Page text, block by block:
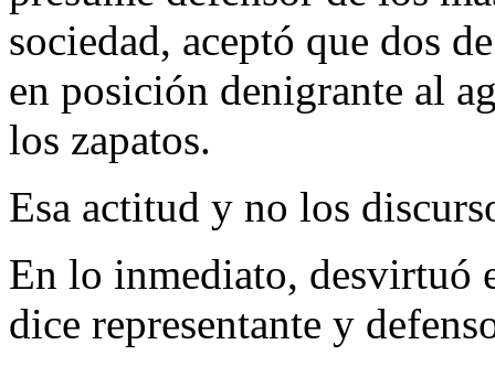
sociedad, aceptó que dos
en posición denigrante al
los zapatos.
Esa actitud y no los
En lo inmediato, desvirtuó
dice representante y